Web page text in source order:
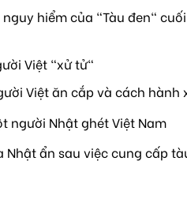
hiểm của "Tàu đen"
Việt "xử tử"
Việt ăn cắp và cách hành
người Nhật ghét Việt Nam
Nhật ẩn sau việc cung cấp